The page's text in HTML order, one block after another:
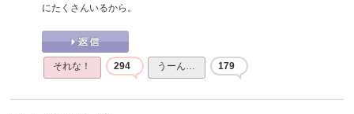
にたくさんいるから。
それな！ 294 うーん… 179